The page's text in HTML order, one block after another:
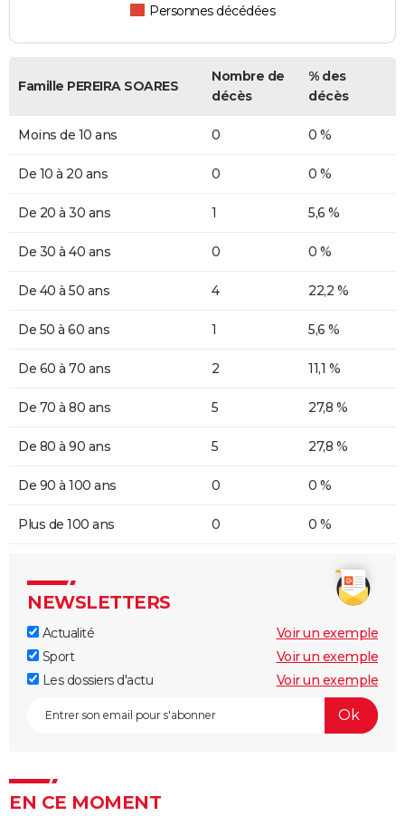
Personnes décédées
Famille PEREIRA SOARES
Nombre de
décès
% des
décès
Moins de 10 ans 0 0 %
De 10 à 20 ans 0 0 %
De 20 à 30 ans 1 5,6 %
De 30 à 40 ans 0 0 %
De 40 à 50 ans 4 22,2 %
De 50 à 60 ans 1 5,6 %
De 60 à 70 ans 2 11,1 %
De 70 à 80 ans 5 27,8 %
De 80 à 90 ans 5 27,8 %
De 90 à 100 ans 0 0 %
Plus de 100 ans 0 0 %
NEWSLETTERS
Actualité
Voir un exemple
Sport
Voir un exemple
Les dossiers d'actu
Voir un exemple
EN CE MOMENT